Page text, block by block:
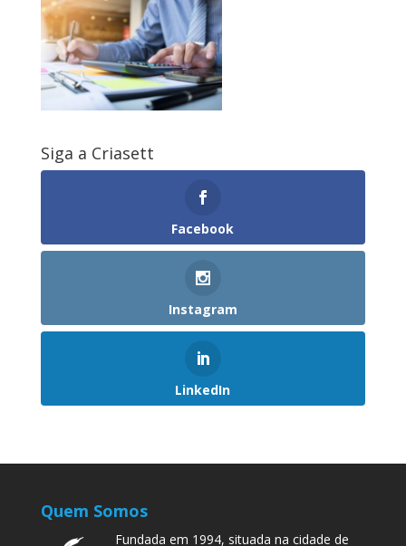
Siga a Criasett
Facebook
Instagram
LinkedIn
Quem Somos
Fundada em 1994, situada na cidade de